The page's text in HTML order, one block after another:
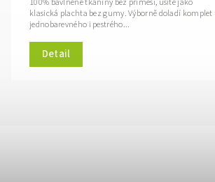
Detail
klasická plachta bez gumy. Výborně doladí komplet
jednobarevného i pestrého...